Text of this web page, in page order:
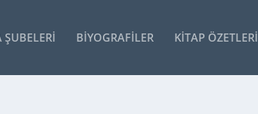
BIYOGRAFILER KITAP ÖZETLERI